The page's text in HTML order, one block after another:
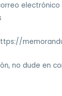
no dude en